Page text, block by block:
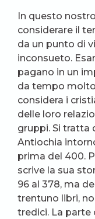
In questo
considerare il
da un punto di
inconsueto.
pagano in un
da tempo
considera i
delle loro
gruppi. Si tratta
Antiochia
prima del 400.
scrive la sua
96 al 378, ma
trentuno libri,
tredici. La parte